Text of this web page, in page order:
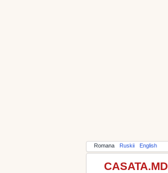
Romana Ruskii English
CASATA.MD